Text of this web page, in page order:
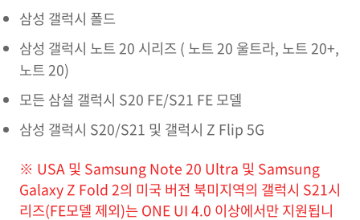
삼성 갤럭시 폴드
삼성 갤럭시 노트 20 시리즈 ( 노트 20 울트라, 노트 20+,
노트 20)
모든 삼설 갤럭시 S20 FE/S21 FE 모델
삼성 갤럭시 S20/S21 및 갤럭시 Z Flip 5G
※ USA 및 Samsung Note 20 Ultra 및 Samsung
Galaxy Z Fold 2의 미국 버전 북미지역의 갤럭시 S21시
리즈(FE모델 제외)는 ONE UI 4.0 이상에서만 지원됩니